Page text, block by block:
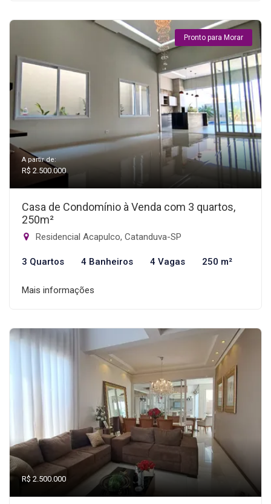
Pronto para Morar
A partir de:
R$ 2.500.000
Casa de Condomínio à Venda com 3 quartos,
250m²
Residencial Acapulco, Catanduva-SP
3 Quartos 4 Banheiros 4 Vagas 250 m²
Mais informações
R$ 2.500.000